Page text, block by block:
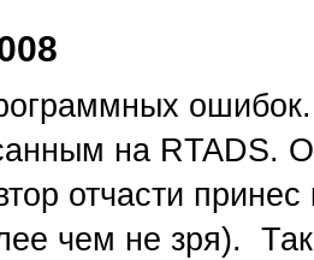
на RTADS.
отчасти
чем не зря).